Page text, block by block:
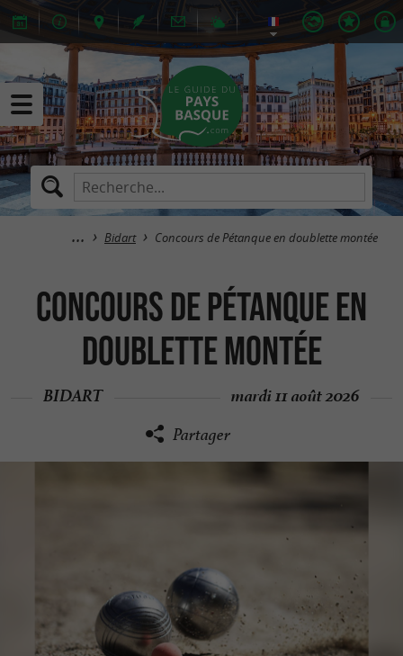
Bidart Concours de Pétanque en doublette montée
Concours de Pétanque en
doublette montée
BIDART mardi 11 août 2026
Partager